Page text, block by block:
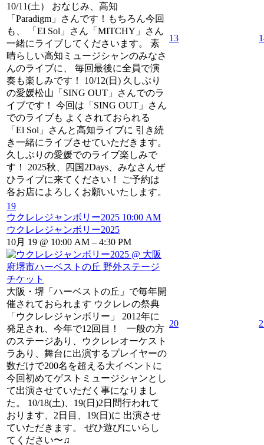
10/11(土） おなじみ、高知
「Paradigm」さんです！もちろん今回
も、 「El Sol」さん「MITCHY」さん
一緒にライブしてくださいます。 素
晴らしい高知ミュージシャンのみなさ
んのライブに、 毎回最後に全員で演
奏も楽しみです！ 10/12(日) 久しぶり
の愛媛松山「SING OUT」さんでのラ
イブです！ 今回は「SING OUT」さん
でのライブも よくされておられる
「El Sol」さんと高知ライブに 引き続
き一緒にライブさせていただきます。
久しぶりの愛媛でのライブ楽しみで
す！ 2025秋、四国2Days、みなさんぜ
ひライブに来てください！ ご予約は
各お店によろしくお願いいたします。
13
19
ウクレレジャンボリー2025 10:00 AM
ウクレレジャンボリー2025
10月 19 @ 10:00 AM – 4:30 PM
チケット
大阪・堺「ハーベストの丘」で毎年開
催されておられます ウクレレの祭典
「ウクレレジャンボリー」 2012年に
発足され、今年で12回目！ 一般の方
のステージあり、ウクレレオーケスト
ラあり、舞台に出演するプレイヤーの
数だけで200名を超える大イベントに
今回初めてゲストミュージシャンとし
て出演させていただく事になりまし
た。 10/18(土)、19(日)2日間行われて
おります、2日目、19(日)に 出演させ
ていただきます。 ぜひ遊びにいらし
てください〜♫
20